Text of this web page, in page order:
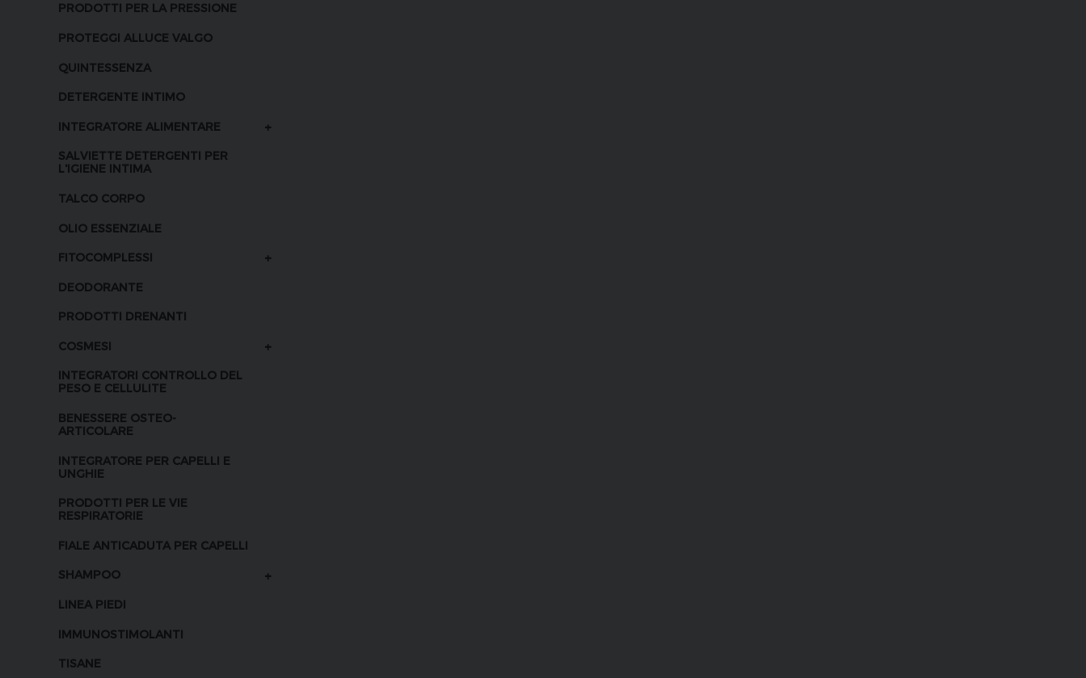
PRODOTTI PER LA PRESSIONE
PROTEGGI ALLUCE VALGO
QUINTESSENZA
DETERGENTE INTIMO
INTEGRATORE ALIMENTARE +
SALVIETTE DETERGENTI PER
L'IGIENE INTIMA
TALCO CORPO
OLIO ESSENZIALE
FITOCOMPLESSI +
DEODORANTE
PRODOTTI DRENANTI
COSMESI +
INTEGRATORI CONTROLLO DEL
PESO E CELLULITE
BENESSERE OSTEO-
ARTICOLARE
INTEGRATORE PER CAPELLI E
UNGHIE
PRODOTTI PER LE VIE
RESPIRATORIE
FIALE ANTICADUTA PER CAPELLI
SHAMPOO +
LINEA PIEDI
IMMUNOSTIMOLANTI
TISANE